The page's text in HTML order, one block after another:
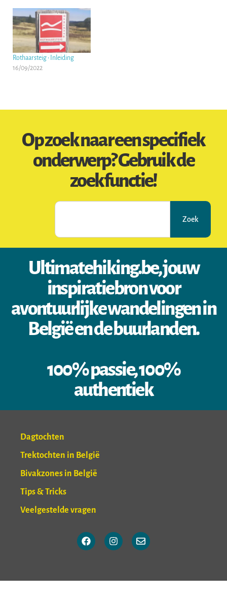
Rothaarsteig • Inleiding
16/09/2022
Op zoek naar een specifiek
onderwerp? Gebruik de
zoekfunctie!
Zoek
Ultimatehiking.be, jouw
inspiratiebron voor
avontuurlijke wandelingen in
België en de buurlanden.
100% passie, 100%
authentiek
Dagtochten
Trektochten in België
Bivakzones in België
Tips & Tricks
Veelgestelde vragen